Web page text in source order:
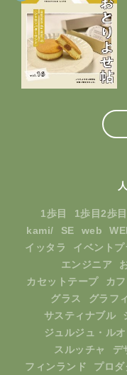
1歩目 1歩目2歩
kami/
SE web
イッタラ
イベントプ
エンジニア
カセットテープ
カ
グラス
グラフ
サスティナブル
ジュルジュ・ル
スルッチャ
デ
フィンランド
プロダ